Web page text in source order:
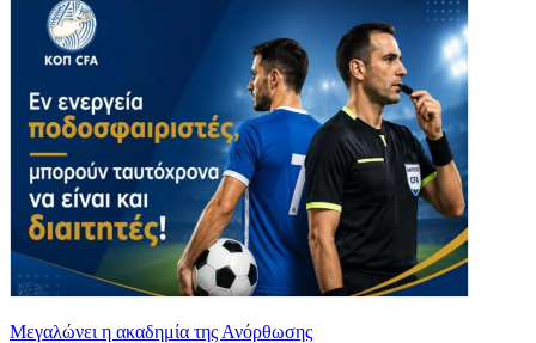
Μεγαλώνει η ακαδημία της Ανόρθωσης